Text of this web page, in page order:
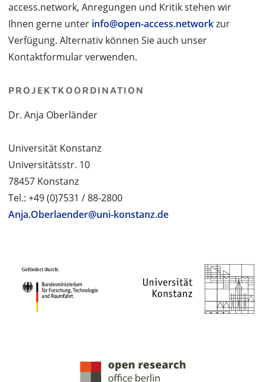
access.network, Anregungen und Kritik stehen wir
Ihnen gerne unter info@open-access.networkzur
Verfügung. Alternativ können Sie auch unser
Kontaktformular verwenden.
PROJEKTKOORDINATION
Dr. Anja Oberländer
Universität Konstanz
Universitätsstr. 10
78457 Konstanz
Tel.: +49 (0)7531 / 88-2800
Anja.Oberlaender@uni-konstanz.de